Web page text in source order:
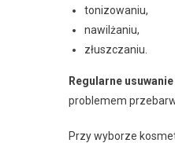
tonizowaniu,
nawilżaniu,
złuszczaniu.
Regularne
problemem
Przy wyborze